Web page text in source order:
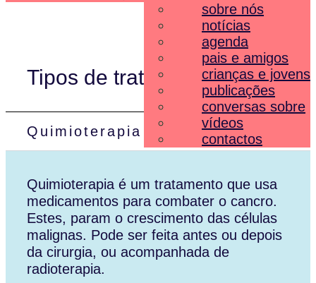
sobre nós
notícias
agenda
pais e amigos
crianças e jovens
publicações
conversas sobre
vídeos
contactos
Tipos de tratamento
Quimioterapia
Quimioterapia é um tratamento que usa
medicamentos para combater o cancro.
Estes, param o crescimento das células
malignas. Pode ser feita antes ou depois
da cirurgia, ou acompanhada de
radioterapia.